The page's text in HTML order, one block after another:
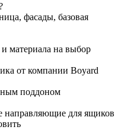
фасады, базовая
материала на выбор
от компании Boyard
поддоном
для ящиков